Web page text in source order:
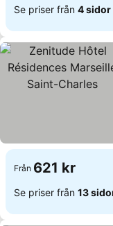
Se priser från 4 sidor
Från 621 kr
Se priser från 13